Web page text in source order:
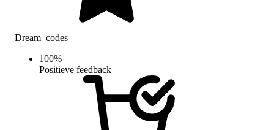
Dream_codes
100%
Positieve feedback